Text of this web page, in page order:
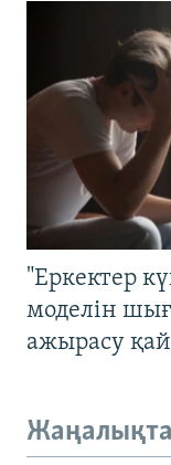
"Еркектер
моделін
ажырасу